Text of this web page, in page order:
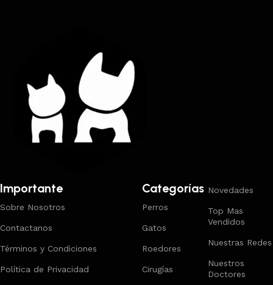
Importante
Sobre Nosotros
Contactanos
Términos y Condiciones
Política de Privacidad
Categorías
Perros
Gatos
Roedores
Cirugías
Novedades
Top Mas
Vendidos
Nuestras Redes
Nuestros
Doctores